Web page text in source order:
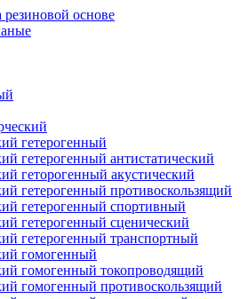
основе
гетерогенный
гетерогенный антистатический
геторогенный акустический
гетерогенный противоскользящий
гетерогенный спортивный
гетерогенный сценический
гетерогенный транспортный
гомогенный
гомогенный токопроводящий
гомогенный противоскользящий